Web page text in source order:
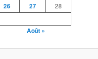
26 27
28
Août »